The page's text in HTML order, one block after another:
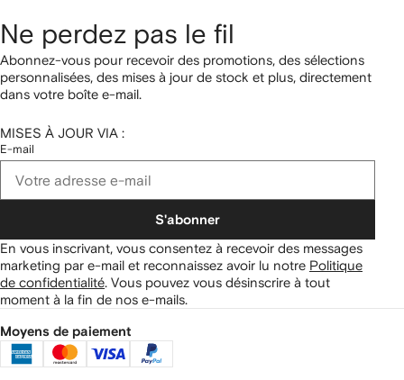
Ne perdez pas le fil
Abonnez-vous pour recevoir des promotions, des sélections
personnalisées, des mises à jour de stock et plus, directement
dans votre boîte e-mail.
MISES À JOUR VIA :
E-mail
S'abonner
En vous inscrivant, vous consentez à recevoir des messages
marketing par e-mail et reconnaissez avoir lu notre Politique
de confidentialité. Vous pouvez vous désinscrire à tout
moment à la fin de nos e-mails.
Moyens de paiement